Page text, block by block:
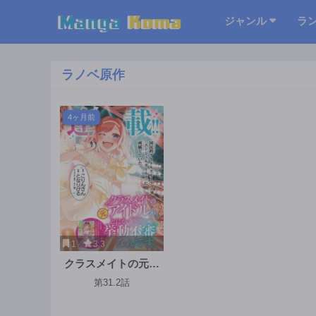
ジャンル ラ
ラノベ原作
4ヶ月前
1 3.3
クラスメイトの元ア
イドルが、とにかく
第31.2話